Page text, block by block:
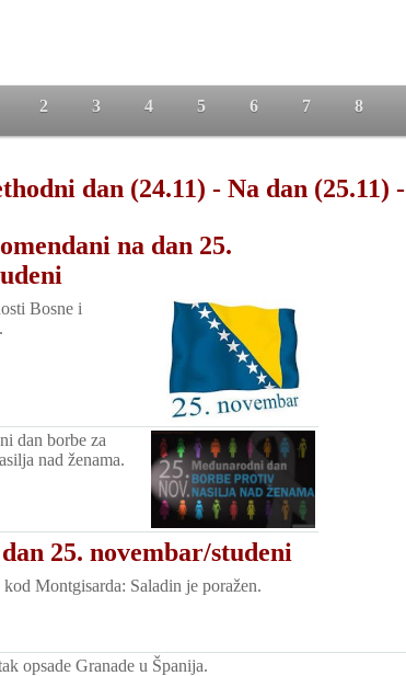
2 3 4 5 6 7 8
dan (24.11) - Na dan (25.11) -
na dan 25.
Bosne i
dan borbe za
nad ženama.
25. novembar/studeni
Montgisarda: Saladin je poražen.
opsade Granade u Španija.